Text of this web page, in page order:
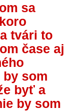
sa
tvári to
čase aj
by som
byť a
by som